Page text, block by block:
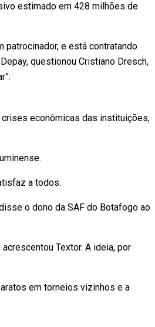
estimado em 428 milhões de
patrocinador, e está contratando
questionou Cristiano Dresch,
econômicas das instituições,
a todos.
o dono da SAF do Botafogo ao
Textor. A ideia, por
em torneios vizinhos e a